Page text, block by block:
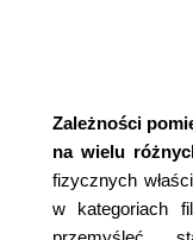
Zależności
na wielu
fizycznych
w kategoriach